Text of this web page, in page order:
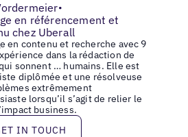
•
en référencement et
chez Uberall
en contenu et recherche avec 9
dans la rédaction de
sonnent … humains. Elle est
diplômée et une résolveuse
extrêmement
lorsqu’il s’agit de relier le
business.
IN TOUCH